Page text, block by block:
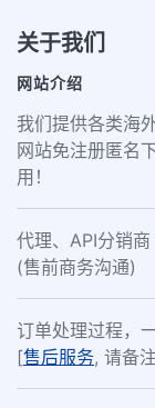
关于我们
网站介绍
我们提供各类海
网站免注册匿名
用！
代理、API分销
(售前商务沟通)
订单处理过程，
[售后服务, 请备